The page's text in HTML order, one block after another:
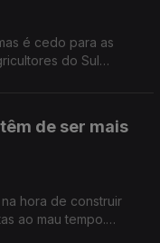
é cedo para as
do Sul
de ser mais
hora de construir
ao mau tempo.